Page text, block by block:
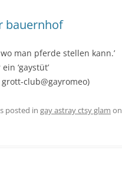
bauernhof
man pferde stellen kann.’
‘gaystüt’
club@gayromeo)
posted in gay astray ctsy glam on